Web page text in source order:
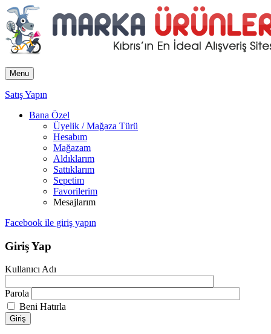
Menu
Satış Yapın
Bana Özel
Üyelik / Mağaza Türü
Hesabım
Mağazam
Aldıklarım
Sattıklarım
Sepetim
Favorilerim
Mesajlarım
Facebook ile giriş yapın
Giriş Yap
Kullanıcı Adı
Parola
Beni Hatırla
Giriş